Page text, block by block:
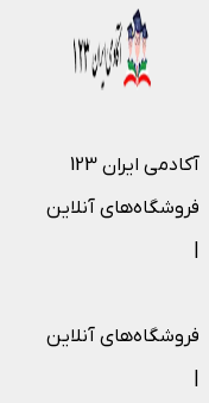
آکادمی ایران 123
فروشگاه‌های آنلاین
فروشگاه‌های آنلاین